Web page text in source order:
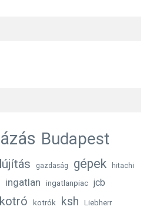
Budapest
gazdaság gépek hitachi
ingatlan ingatlanpiac jcb
kotró kotrók ksh Liebherr